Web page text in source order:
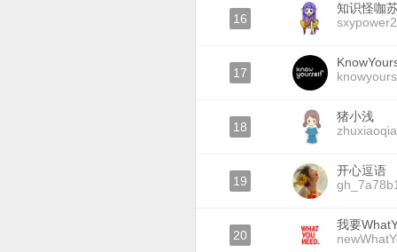
16
知识怪咖
17
18
猪小浅
19
开心逗语
20
我要